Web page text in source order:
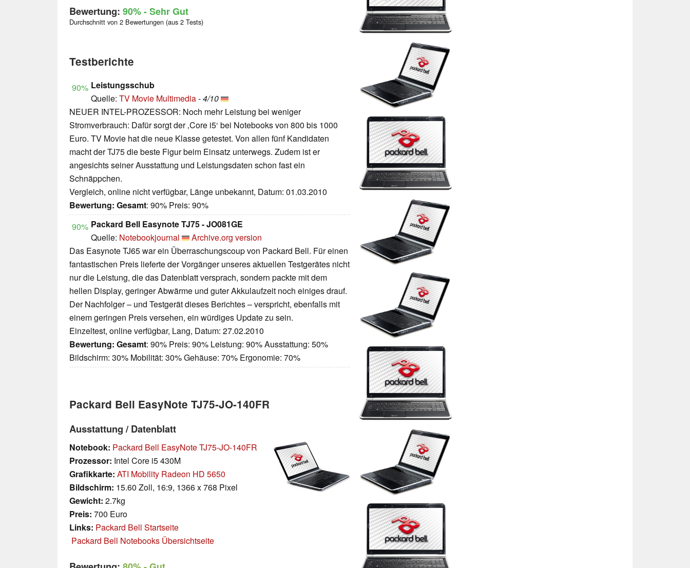
Bewertung: 90%- Sehr Gut
Durchschnitt von 2 Bewertungen (aus 2 Tests)
Testberichte
90% Leistungsschub
Quelle: TV Movie Multimedia-4/10
NEUER INTEL-PROZESSOR: Noch mehr Leistung bei weniger
Stromverbrauch: Dafür sorgt der ‚Core i5‘ bei Notebooks von 800 bis 1000
Euro. TV Movie hat die neue Klasse getestet. Von allen fünf Kandidaten
macht der TJ75 die beste Figur beim Einsatz unterwegs. Zudem ist er
angesichts seiner Ausstattung und Leistungsdaten schon fast ein
Schnäppchen.
Vergleich, online nicht verfügbar, Länge unbekannt, Datum: 01.03.2010
Bewertung: Gesamt: 90% Preis: 90%
90% Packard Bell Easynote TJ75 - JO081GE
Quelle: Notebookjournal
Archive.org version
Das Easynote TJ65 war ein Überraschungscoup von Packard Bell. Für einen
fantastischen Preis lieferte der Vorgänger unseres aktuellen Testgerätes nicht
nur die Leistung, die das Datenblatt versprach, sondern packte mit dem
hellen Display, geringer Abwärme und guter Akkulaufzeit noch einiges drauf.
Der Nachfolger – und Testgerät dieses Berichtes – verspricht, ebenfalls mit
einem geringen Preis versehen, ein würdiges Update zu sein.
Einzeltest, online verfügbar, Lang, Datum: 27.02.2010
Bewertung: Gesamt: 90% Preis: 90% Leistung: 90% Ausstattung: 50%
Bildschirm: 30% Mobilität: 30% Gehäuse: 70% Ergonomie: 70%
Packard Bell EasyNote TJ75-JO-140FR
Ausstattung / Datenblatt
Notebook: Packard Bell EasyNote TJ75-JO-140FR
Prozessor: Intel Core i5 430M
Grafikkarte: ATI Mobility Radeon HD 5650
Bildschirm: 15.60 Zoll, 16:9, 1366 x 768 Pixel
Gewicht: 2.7kg
Preis: 700 Euro
Links: Packard Bell Startseite
Packard Bell Notebooks Übersichtseite